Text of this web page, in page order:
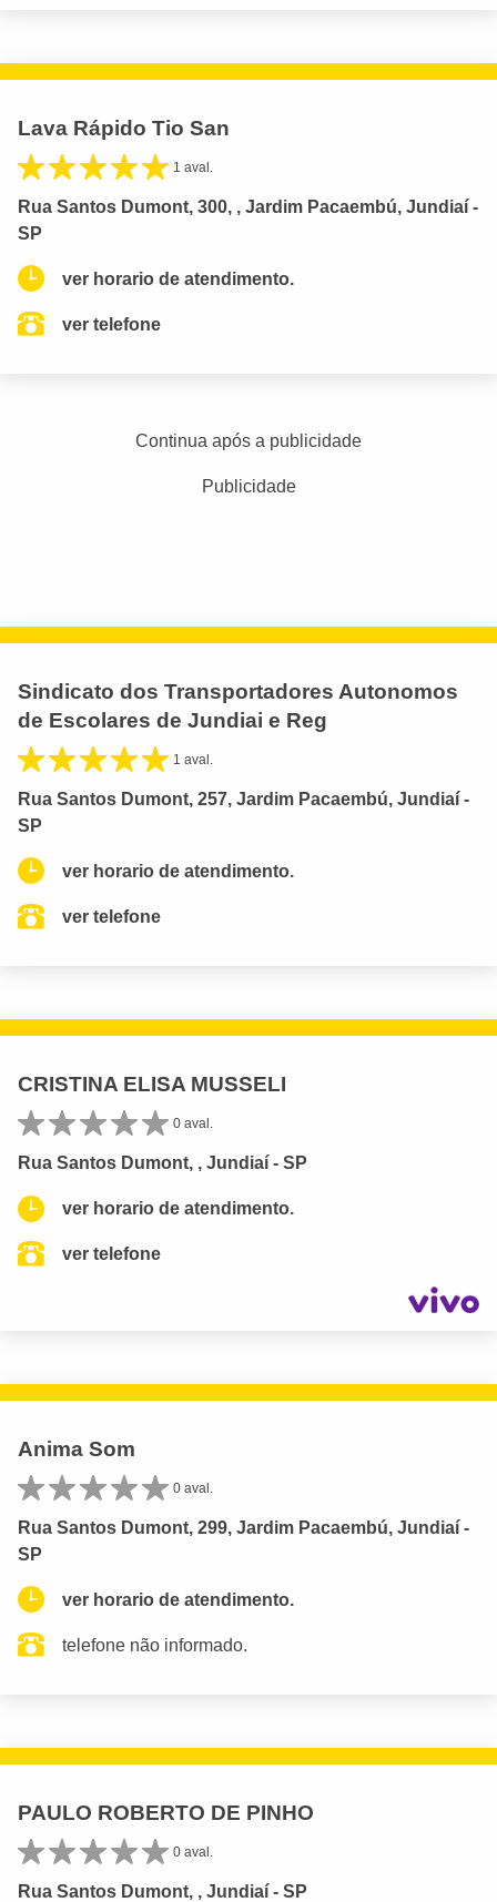
Lava Rápido Tio San
1 aval.
Rua Santos Dumont, 300, , Jardim Pacaembú, Jundiaí -
SP
ver horario de atendimento.
ver telefone
Continua após a publicidade
Publicidade
Sindicato dos Transportadores Autonomos
de Escolares de Jundiai e Reg
1 aval.
Rua Santos Dumont, 257, Jardim Pacaembú, Jundiaí -
SP
ver horario de atendimento.
ver telefone
CRISTINA ELISA MUSSELI
0 aval.
Rua Santos Dumont, , Jundiaí - SP
ver horario de atendimento.
ver telefone
Anima Som
0 aval.
Rua Santos Dumont, 299, Jardim Pacaembú, Jundiaí -
SP
ver horario de atendimento.
telefone não informado.
PAULO ROBERTO DE PINHO
0 aval.
Rua Santos Dumont, , Jundiaí - SP